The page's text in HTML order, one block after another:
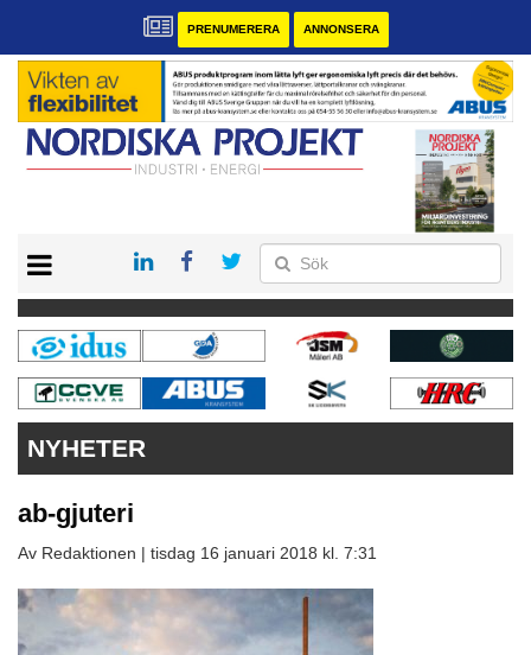
PRENUMERERA ANNONSERA
KONTAKT
VÅRA ANDRA MAGASIN
PRENUMERERA
ANNONSERA
NYHETER
ab-gjuteri
Av Redaktionen | tisdag 16 januari 2018 kl. 7:31